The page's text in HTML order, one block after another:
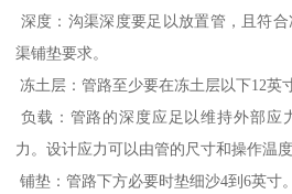
深度：沟渠深度要足以放置管，且符
渠铺垫要求。
冻土层：管路至少要在冻土层以下12英
负载：管路的深度应足以维持外部应
力。设计应力可以由管的尺寸和操作温
铺垫：管路下方必要时垫细沙4到6英寸。